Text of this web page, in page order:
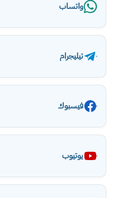
واتساب
تيليجرام
فيسبوك
يوتيوب